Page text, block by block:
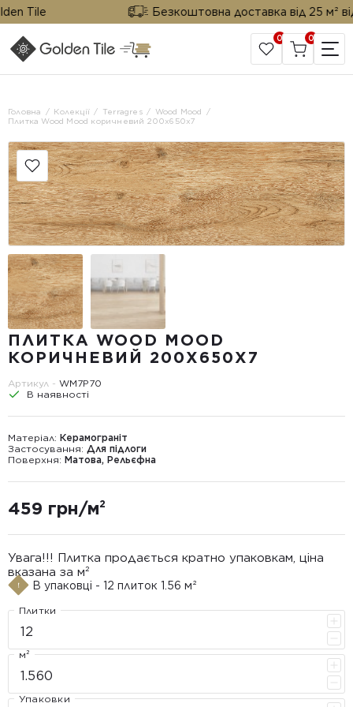
Tile Безкоштовна доставка від 25 м² від
САЙТ КОМПАНІЇ
0 0
Головна Колекції Terragres
Wood Mood
Плитка Wood Mood коричневий 200x650x7
ПЛИТКА WOOD MOOD
КОРИЧНЕВИЙ 200X650X7
Артикул - WM7P70
В наявності
Матеріал: Керамограніт
Застосування: Для підлоги
Поверхня: Матова, Рельєфна
459 грн/м²
Увага!!! Плитка продається кратно упаковкам, ціна
вказана за м²
В упаковці - 12 плиток 1.56 м²
Плитки
м²
Упаковки